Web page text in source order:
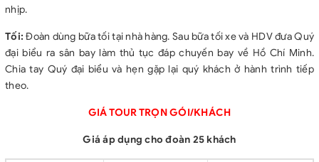
nhịp.
Tối: Đoàn dùng bữa tối tại nhà hàng. Sau bữa tối xe và HDV đưa Quý
đại biểu ra sân bay làm thủ tục đáp chuyến bay về Hồ Chí Minh.
Chia tay Quý đại biểu và hẹn gặp lại quý khách ở hành trình tiếp
theo.
GIÁ TOUR TRỌN GÓI/KHÁCH
Giá áp dụng cho đoàn 25 khách